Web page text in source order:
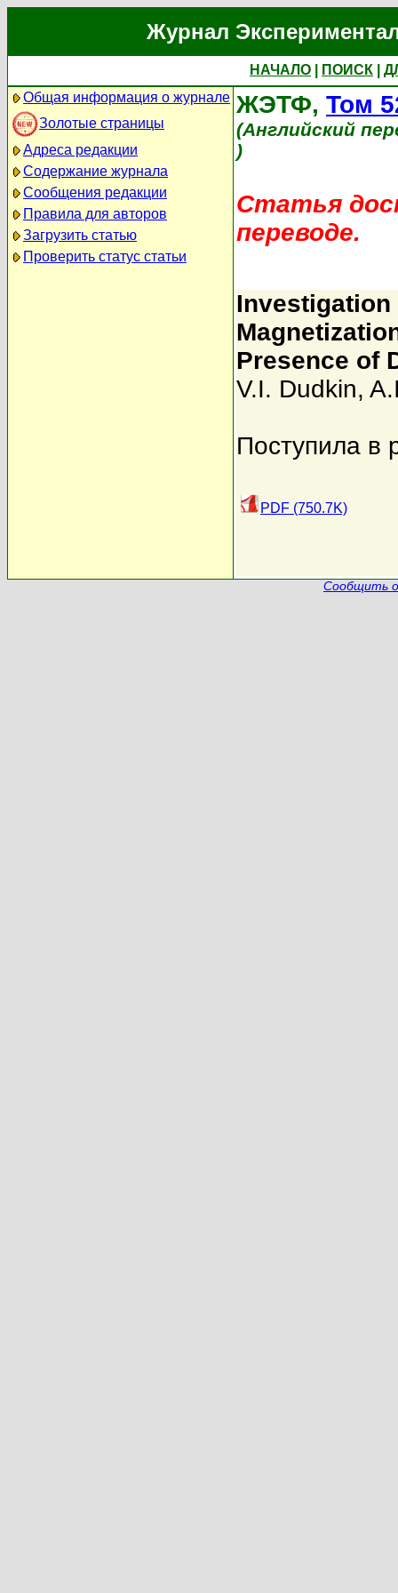
Журнал
НАЧАЛО ПОИСК
Общая информация о журнале
Золотые страницы
Адреса редакции
Содержание журнала
Сообщения редакции
Правила для авторов
Загрузить статью
Проверить статус статьи
ЖЭТФ, Том
(Английский
)
Статья
переводе.
Presence of
V.I. Dudkin,
Поступила в
PDF (750.7K)
Сообщить о